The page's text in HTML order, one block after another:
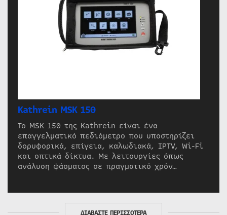
Kathrein MSK 150
Το MSK 150 της Kathrein είναι ένα
επαγγελματικό πεδιόμετρο που υποστηρίζει
δορυφορικά, επίγεια, καλωδιακά, IPTV, Wi-Fi
και οπτικά δίκτυα. Με λειτουργίες όπως
ανάλυση φάσματος σε πραγματικό χρόν…
ΔΙΑΒΑΣΤΕ ΠΕΡΙΣΣΟΤΕΡΑ